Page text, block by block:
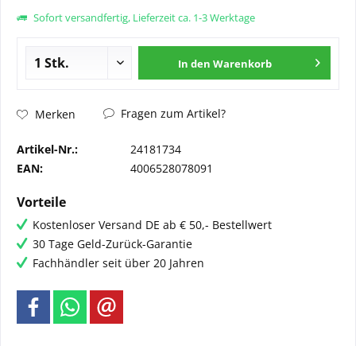
Sofort versandfertig, Lieferzeit ca. 1-3 Werktage
In den Warenkorb
Merken Fragen zum Artikel?
Artikel-Nr.:
24181734
EAN:
4006528078091
Vorteile
Kostenloser Versand DE ab € 50,- Bestellwert
30 Tage Geld-Zurück-Garantie
Fachhändler seit über 20 Jahren